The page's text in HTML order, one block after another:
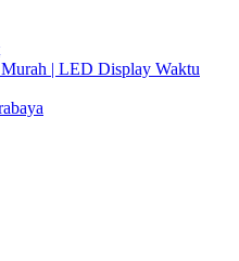
| LED Display Waktu